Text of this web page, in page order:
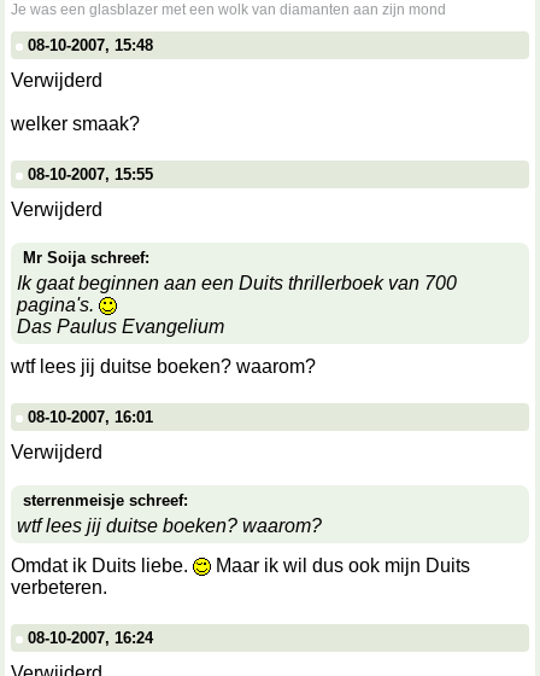
Je was een glasblazer met een wolk van diamanten aan zijn mond
08-10-2007, 15:48
Verwijderd
welker smaak?
08-10-2007, 15:55
Verwijderd
Mr Soija schreef:
Ik gaat beginnen aan een Duits thrillerboek van 700
pagina's.
Das Paulus Evangelium
wtf lees jij duitse boeken? waarom?
08-10-2007, 16:01
Verwijderd
sterrenmeisje schreef:
wtf lees jij duitse boeken? waarom?
Omdat ik Duits liebe.
Maar ik wil dus ook mijn Duits
verbeteren.
08-10-2007, 16:24